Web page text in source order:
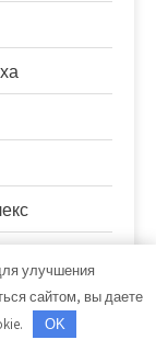
улучшения
сайтом, вы даете
OK